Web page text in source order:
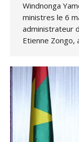
Windnonga
ministres le 6
administrateur
Etienne Zongo,